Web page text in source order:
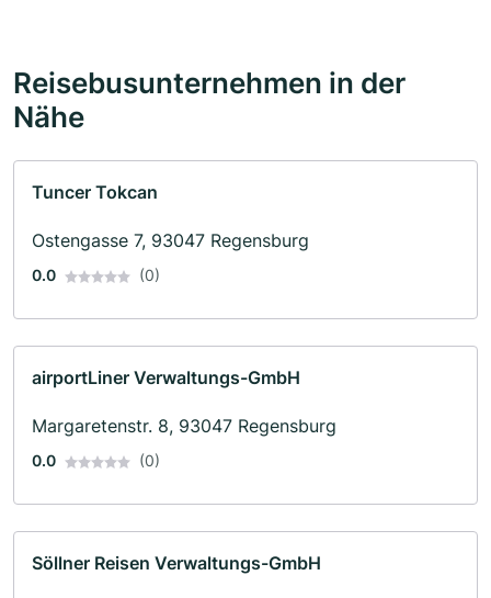
Reisebusunternehmen in der
Nähe
Tuncer Tokcan
Ostengasse 7, 93047 Regensburg
0.0 (0)
airportLiner Verwaltungs-GmbH
Margaretenstr. 8, 93047 Regensburg
0.0 (0)
Söllner Reisen Verwaltungs-GmbH